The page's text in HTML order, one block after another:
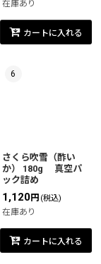
在庫あり
カートに入れる
6
さくら吹雪（酢い
か） 180g 真空パ
ック詰め
1,120円 (税込)
在庫あり
カートに入れる